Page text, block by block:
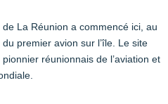
La Réunion a commencé ici, au
premier avion sur l’île. Le site
réunionnais de l’aviation et